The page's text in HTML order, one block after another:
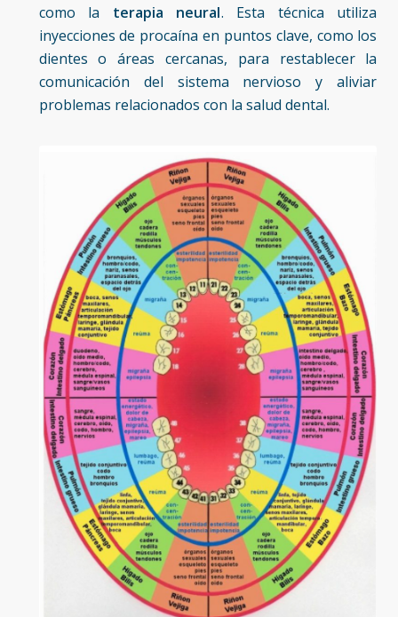
como la terapia neural. Esta técnica utiliza
inyecciones de procaína en puntos clave, como los
dientes o áreas cercanas, para restablecer la
comunicación del sistema nervioso y aliviar
problemas relacionados con la salud dental.